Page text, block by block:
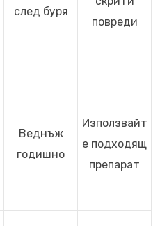
след буря
повреди
Веднъж
годишно
Използвайт
е подходящ
препарат